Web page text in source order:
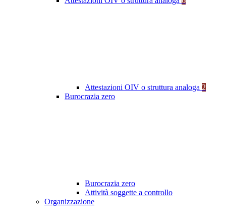
Attestazioni OIV o struttura analoga 2
Burocrazia zero
Burocrazia zero
Attività soggette a controllo
Organizzazione